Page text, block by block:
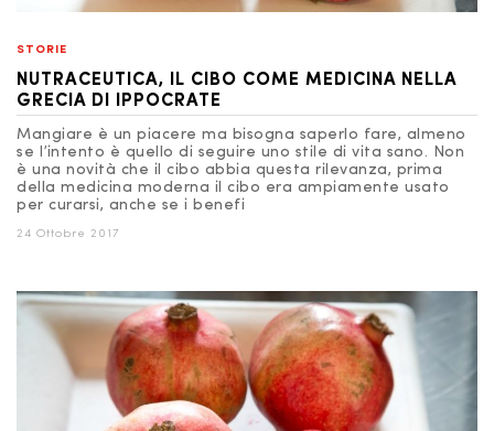
STORIE
NUTRACEUTICA, IL CIBO COME MEDICINA NELLA
GRECIA DI IPPOCRATE
Mangiare è un piacere ma bisogna saperlo fare, almeno
se l’intento è quello di seguire uno stile di vita sano. Non
è una novità che il cibo abbia questa rilevanza, prima
della medicina moderna il cibo era ampiamente usato
per curarsi, anche se i benefi
24 Ottobre 2017